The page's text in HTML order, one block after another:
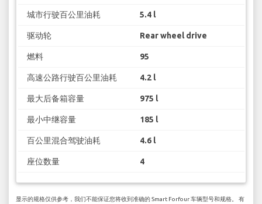
城市行驶百公里油耗 5.4 l
驱动轮 Rear wheel drive
燃料 95
高速公路行驶百公里油耗 4.2 l
最大后备箱容量 975 l
最小中继容量 185 l
百公里混合驾驶油耗 4.6 l
座位数量 4
显示的规格仅供参考，我们不能保证您将收到准确的 Smart Forfour 车辆型号和规格。 有